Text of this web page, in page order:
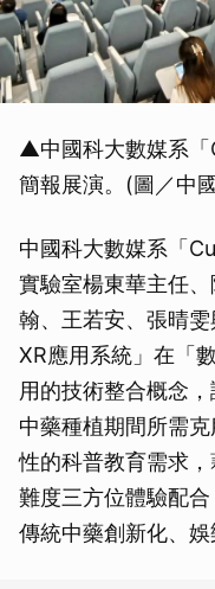
▲中國科大數媒系
簡報展演。(圖／中
中國科大數媒系「
實驗室楊東華主任
翰、王若安、張晴
XR應用系統」在「
用的技術整合概念
中藥種植期間所需
性的科普教育需求
難度三方位體驗配
傳統中藥創新化、娛